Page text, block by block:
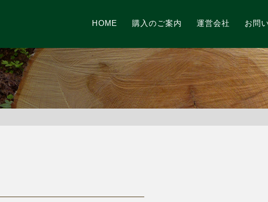
HOME 購入のご案内 運営会社 お問